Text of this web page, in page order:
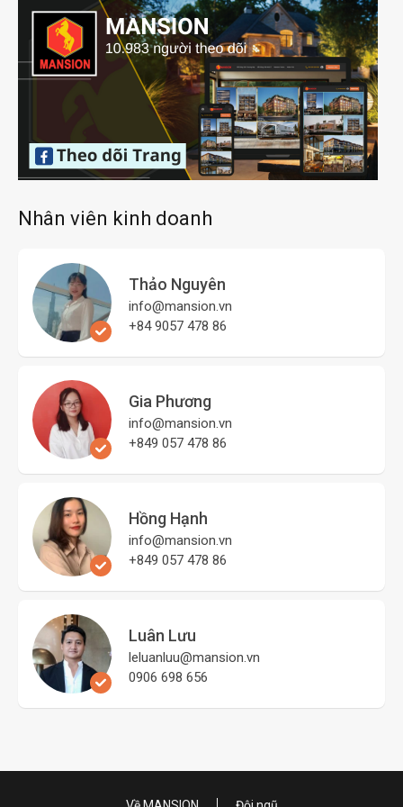
Nhân viên kinh doanh
Thảo Nguyên
info@mansion.vn
+84 9057 478 86
Gia Phương
info@mansion.vn
+849 057 478 86
Hồng Hạnh
info@mansion.vn
+849 057 478 86
Luân Lưu
leluanluu@mansion.vn
0906 698 656